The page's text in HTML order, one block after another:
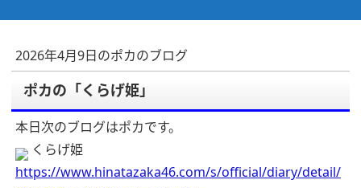
2026年4月9日のポカのブログ
ポカの「くらげ姫」
本日次のブログはポカです。
くらげ姫
https://www.hinatazaka46.com/s/official/diary/detail/